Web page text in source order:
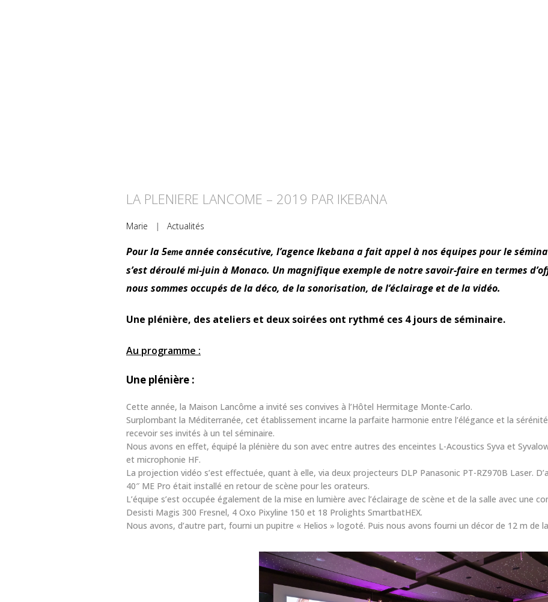
LA PLENIERE LANCOME – 2019 PAR IKEBANA
Marie | Actualités
Pour la 5eme année consécutive, l’agence Ikebana a fait appel à nos équipes pour le
s’est déroulé mi-juin à Monaco. Un magnifique exemple de notre savoir-faire en termes
nous sommes occupés de la déco, de la sonorisation, de l’éclairage et de la vidéo.
Une plénière, des ateliers et deux soirées ont rythmé ces 4 jours de séminaire.
Au programme :
Une plénière :
Cette année, la Maison Lancôme a invité ses convives à l’Hôtel Hermitage Monte-Carlo.
Surplombant la Méditerranée, cet établissement incarne la parfaite harmonie entre l’élégance et la
recevoir ses invités à un tel séminaire.
Nous avons en effet, équipé la plénière du son avec entre autres des enceintes L-Acoustics Syva et
et microphonie HF.
La projection vidéo s’est effectuée, quant à elle, via deux projecteurs DLP Panasonic PT-RZ970B Laser.
40″ ME Pro était installé en retour de scène pour les orateurs.
L’équipe s’est occupée également de la mise en lumière avec l’éclairage de scène et de la salle avec une
Desisti Magis 300 Fresnel, 4 Oxo Pixyline 150 et 18 Prolights SmartbatHEX.
Nous avons, d’autre part, fourni un pupitre « Helios » logoté. Puis nous avons fourni un décor de 12 m de